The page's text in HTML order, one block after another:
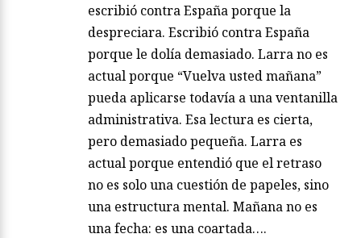
escribió contra España porque la
despreciara. Escribió contra España
porque le dolía demasiado. Larra no es
actual porque “Vuelva usted mañana”
pueda aplicarse todavía a una ventanilla
administrativa. Esa lectura es cierta,
pero demasiado pequeña. Larra es
actual porque entendió que el retraso
no es solo una cuestión de papeles, sino
una estructura mental. Mañana no es
una fecha: es una coartada….